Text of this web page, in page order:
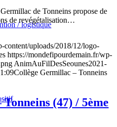
/ logistique
de Tonneins propose de
de revégétalisation…
content/uploads/2018/12/logo-
https://mondefipourdemain.fr/wp-
AnimAuFilDesSeounes2021-
Collège Germillac – Tonneins
(47) / 5ème